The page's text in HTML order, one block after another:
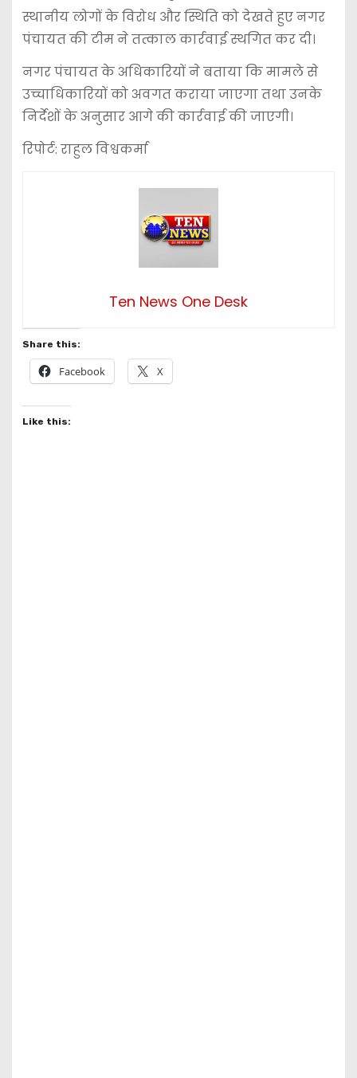
स्थानीय लोगों के विरोध और स्थिति को देखते हुए नगर
पंचायत की टीम ने तत्काल कार्रवाई स्थगित कर दी।
नगर पंचायत के अधिकारियों ने बताया कि मामले से
उच्चाधिकारियों को अवगत कराया जाएगा तथा उनके
निर्देशों के अनुसार आगे की कार्रवाई की जाएगी।
रिपोर्ट: राहुल विश्वकर्मा
Ten News One Desk
Share this:
Facebook X
Like this: